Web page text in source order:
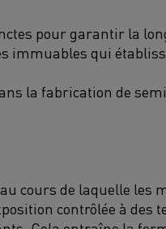
pour garantir la
immuables qui
la fabrication de
cours de laquelle les
contrôlée à des